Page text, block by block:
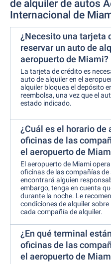
de alquiler de autos
Internacional de
¿Necesito una tarjeta
reservar un auto de
aeropuerto de Miami?
La tarjeta de crédito es
auto de alquiler en el
alquiler bloquea el depósito
reembolsa, una vez que el
estado indicado.
¿Cuál es el horario de
oficinas de las
el aeropuerto de
El aeropuerto de Miami
oficinas de las compañías
encontrará alguien
embargo, tenga en cuenta
durante la noche. Le
condiciones de alquiler
cada compañía de alquiler.
¿En qué terminal
oficinas de las
el aeropuerto de